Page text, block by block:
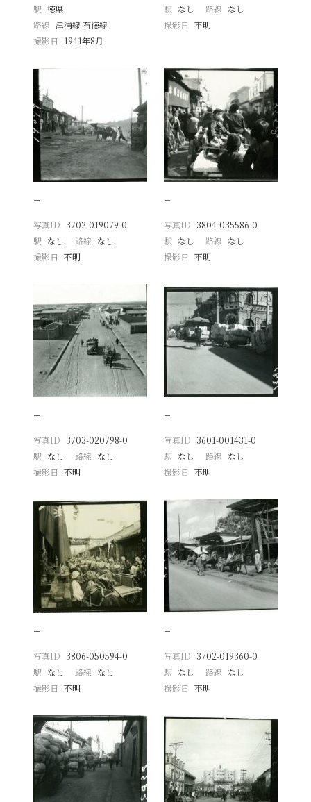
駅 徳県
路線 津浦線 石徳線
撮影日
1941年8月
駅 なし 路線 なし
撮影日 不明
−
写真ID 3702-019079-0
駅 なし 路線 なし
撮影日
不明
−
写真ID 3804-035586-0
駅 なし 路線 なし
撮影日 不明
−
写真ID 3703-020798-0
駅 なし 路線 なし
撮影日
不明
−
写真ID 3601-001431-0
駅 なし 路線 なし
撮影日 不明
−
写真ID 3806-050594-0
駅 なし 路線 なし
撮影日
不明
−
写真ID 3702-019360-0
駅 なし 路線 なし
撮影日 不明